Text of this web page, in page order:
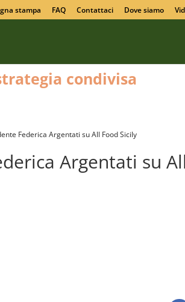
stampa FAQ Contattaci Dove siamo
Federica Argentati su All Food Sicily
Argentati su
condivisa